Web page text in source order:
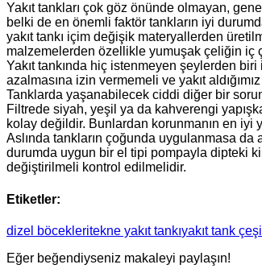
Yakıt tankları çok göz önünde olmayan,
belki de en önemli faktör tankların iyi
yakıt tankı içim değişik materyallerden
malzemelerden özellikle yumuşak çeliğin iç
Yakıt tankında hiç istenmeyen şeylerden
azalmasına izin vermemeli ve yakıt
Tanklarda yaşanabilecek ciddi diğer bir
Filtrede siyah, yeşil ya da kahverengi
kolay değildir. Bunlardan korunmanın en iyi
Aslında tankların çoğunda uygulanmasa da
durumda uygun bir el tipi pompayla dipteki
değiştirilmeli kontrol edilmelidir.
Etiketler:
dizel böcekleritekne yakıt tankıyakıt tank
Eğer beğendiyseniz makaleyi paylaşın!